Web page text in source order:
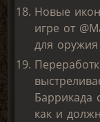
Новые
игре от
для оружия
Баррикада
как и